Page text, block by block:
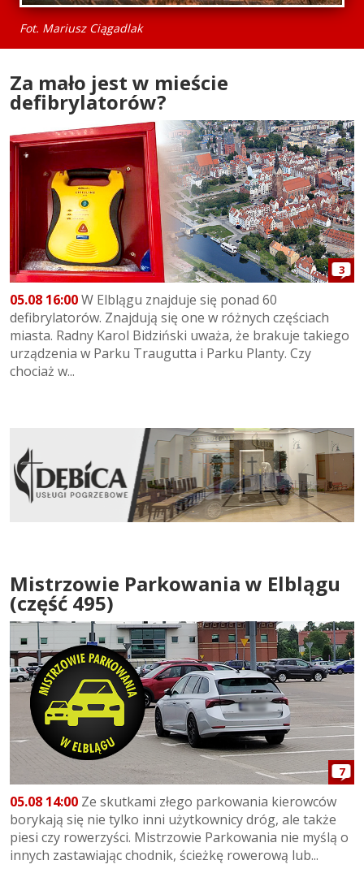
Fot. Mariusz Ciągadlak
Za mało jest w mieście
defibrylatorów?
3
05.08 16:00W Elblągu znajduje się ponad 60
defibrylatorów. Znajdują się one w różnych częściach
miasta. Radny Karol Bidziński uważa, że brakuje takiego
urządzenia w Parku Traugutta i Parku Planty. Czy
chociaż w...
Mistrzowie Parkowania w Elblągu
(część 495)
7
05.08 14:00 Ze skutkami złego parkowania kierowców
borykają się nie tylko inni użytkownicy dróg, ale także
piesi czy rowerzyści. Mistrzowie Parkowania nie myślą o
innych zastawiając chodnik, ścieżkę rowerową lub...